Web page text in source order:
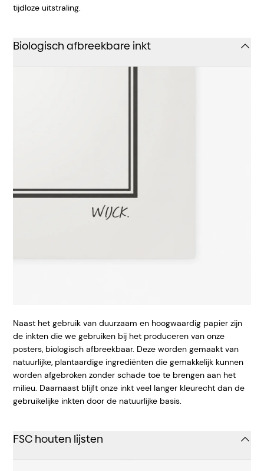
tijdloze uitstraling.
Biologisch afbreekbare inkt
Naast het gebruik van duurzaam en hoogwaardig papier zijn
de inkten die we gebruiken bij het produceren van onze
posters, biologisch afbreekbaar. Deze worden gemaakt van
natuurlijke, plantaardige ingrediënten die gemakkelijk kunnen
worden afgebroken zonder schade toe te brengen aan het
milieu. Daarnaast blijft onze inkt veel langer kleurecht dan de
gebruikelijke inkten door de natuurlijke basis.
FSC houten lijsten